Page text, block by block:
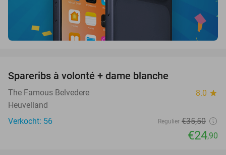
Spareribs à volonté + dame blanche
The Famous Belvedere 8.0 star
Heuvelland
Verkocht: 56
Regulier €35,50
€24,90